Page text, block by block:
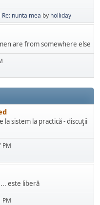
Re: nunta mea by holliday
are from somewhere else
la sistem la practică - discuţii
PM
este liberă
PM